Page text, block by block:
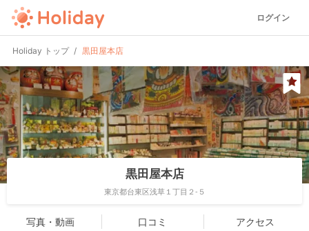
ログイン
Holiday トップ 黒田屋本店
黒田屋本店
東京都台東区浅草１丁目２-５
写真・動画 口コミ アクセス